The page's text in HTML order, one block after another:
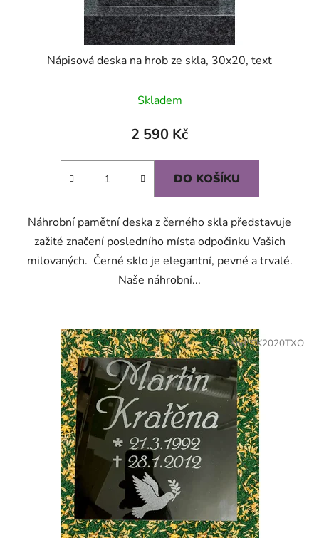
Nápisová deska na hrob ze skla, 30x20, text
Skladem
2 590 Kč
DO KOŠÍKU
Náhrobní pamětní deska z černého skla představuje
zažité značení posledního místa odpočinku Vašich
milovaných. Černé sklo je elegantní, pevné a trvalé.
Naše náhrobní...
Kód:SK2020TXO